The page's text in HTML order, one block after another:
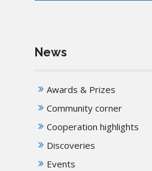
News
Awards & Prizes
Community corner
Cooperation highlights
Discoveries
Events